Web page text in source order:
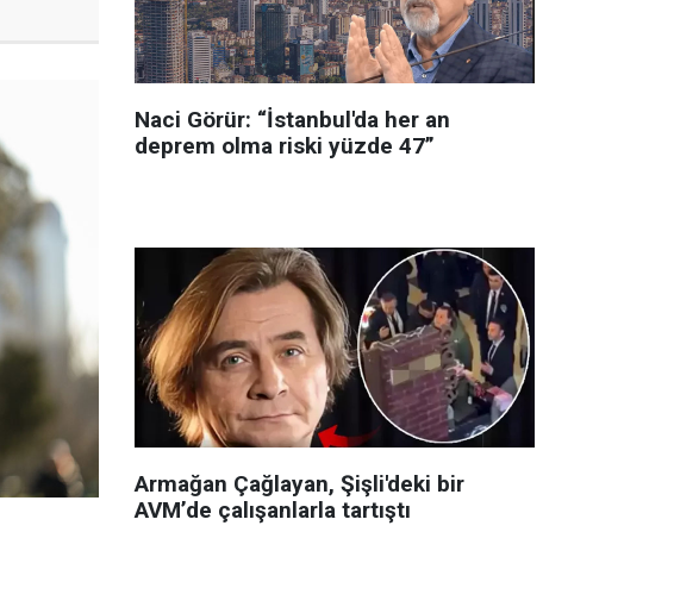
Naci Görür: “İstanbul'da her an
deprem olma riski yüzde 47”
Armağan Çağlayan, Şişli'deki bir
AVM’de çalışanlarla tartıştı